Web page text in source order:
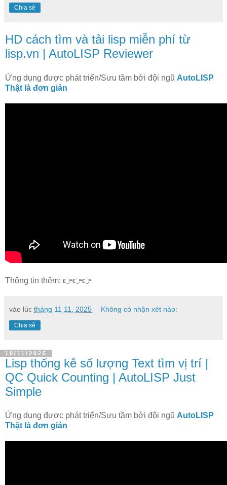
Chia sẻ
HD cách tìm và tải lisp miễn phí từ
lisp.vn | AutoLISP Reviewer
Ứng dụng được phát triển/Sưu tầm bởi đội ngũ AutoLISP
Thật là đơn giản
Thông tin thêm: 👉👉👉
vào lúc tháng 11 11, 2025 Không có nhận xét nào:
Chia sẻ
10/11/2025
Lisp thống kê số lượng Text tìm vị trí |
QC Quick Counting | AutoLISP Just
Simple
Ứng dụng được phát triển/Sưu tầm bởi đội ngũ AutoLISP
Thật là đơn giản